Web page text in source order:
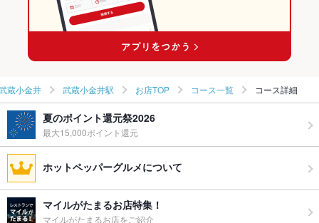
武蔵小金井駅 × 洋・和洋・各国料理・その他
蔵小金井 武蔵小金井駅 お店TOP コース一覧 コース詳細
夏のポイント還元祭2026
最大15,000ポイント還元
ホットペッパーグルメについて
マイルがたまるお店特集！
マイルがたまるお店をご紹介